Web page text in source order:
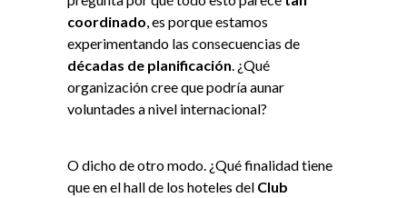
coordinado , es porque estamos
experimentando las consecuencias de
décadas de planificación . ¿Qué
organización cree que podría aunar
voluntades a nivel internacional?
O dicho de otro modo. ¿Qué finalidad tiene
que en el hall de los hoteles del Club